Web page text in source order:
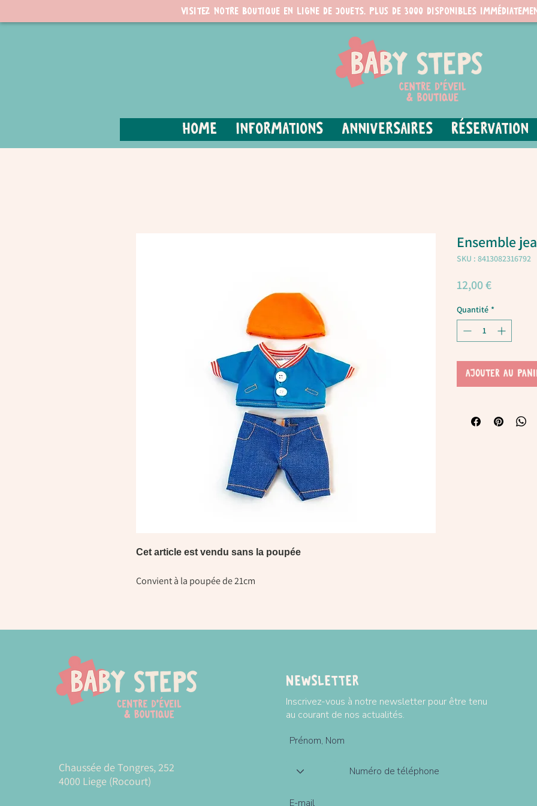
Visitez notre boutique en ligne de jouets. PLUS de 3000 disponibles
Home Informations Anniversaires Réservation
Cet article est vendu sans la poupée
Convient à la poupée de 21cm
Ensemble
SKU : 8413082316792
12,00 €Prix
Quantité *
AJOUTER AU
Chaussée de Tongres, 252
4000 Liege (Rocourt)
Newsletter
Inscrivez-vous à notre newsletter pour être tenu
au courant de nos actualités.